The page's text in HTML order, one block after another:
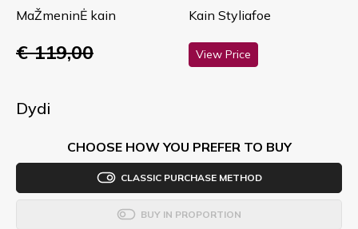
MaŽmeninĖ kain
€ 119,00
Kain Styliafoe
View Price
Dydi
CHOOSE HOW YOU PREFER TO BUY
CLASSIC PURCHASE METHOD
BUY IN PROPORTION